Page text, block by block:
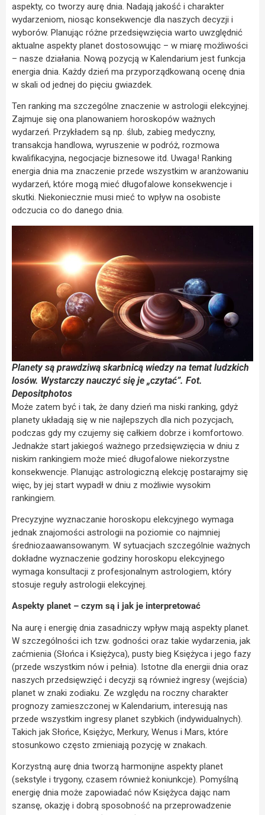
aspekty, co tworzy aurę dnia. Nadają jakość i charakter
wydarzeniom, niosąc konsekwencje dla naszych decyzji i
wyborów. Planując różne przedsięwzięcia warto uwzględnić
aktualne aspekty planet dostosowując – w miarę możliwości
– nasze działania. Nową pozycją w Kalendarium jest funkcja
energia dnia. Każdy dzień ma przyporządkowaną ocenę dnia
w skali od jednej do pięciu gwiazdek.
Ten ranking ma szczególne znaczenie w astrologii elekcyjnej.
Zajmuje się ona planowaniem horoskopów ważnych
wydarzeń. Przykładem są np. ślub, zabieg medyczny,
transakcja handlowa, wyruszenie w podróż, rozmowa
kwalifikacyjna, negocjacje biznesowe itd. Uwaga! Ranking
energia dnia ma znaczenie przede wszystkim w aranżowaniu
wydarzeń, które mogą mieć długofalowe konsekwencje i
skutki. Niekoniecznie musi mieć to wpływ na osobiste
odczucia co do danego dnia.
Planety są prawdziwą skarbnicą wiedzy na temat ludzkich
losów. Wystarczy nauczyć się je „czytać”. Fot.
Depositphotos
Może zatem być i tak, że dany dzień ma niski ranking, gdyż
planety układają się w nie najlepszych dla nich pozycjach,
podczas gdy my czujemy się całkiem dobrze i komfortowo.
Jednakże start jakiegoś ważnego przedsięwzięcia w dniu z
niskim rankingiem może mieć długofalowe niekorzystne
konsekwencje. Planując astrologiczną elekcję postarajmy się
więc, by jej start wypadł w dniu z możliwie wysokim
rankingiem.
Precyzyjne wyznaczanie horoskopu elekcyjnego wymaga
jednak znajomości astrologii na poziomie co najmniej
średniozaawansowanym. W sytuacjach szczególnie ważnych
dokładne wyznaczenie godziny horoskopu elekcyjnego
wymaga konsultacji z profesjonalnym astrologiem, który
stosuje reguły astrologii elekcyjnej.
Aspekty planet – czym są i jak je interpretować
Na aurę i energię dnia zasadniczy wpływ mają aspekty planet.
W szczególności ich tzw. godności oraz takie wydarzenia, jak
zaćmienia (Słońca i Księżyca), pusty bieg Księżyca i jego fazy
(przede wszystkim nów i pełnia). Istotne dla energii dnia oraz
naszych przedsięwzięć i decyzji są również ingresy (wejścia)
planet w znaki zodiaku. Ze względu na roczny charakter
prognozy zamieszczonej w Kalendarium, interesują nas
przede wszystkim ingresy planet szybkich (indywidualnych).
Takich jak Słońce, Księżyc, Merkury, Wenus i Mars, które
stosunkowo często zmieniają pozycję w znakach.
Korzystną aurę dnia tworzą harmonijne aspekty planet
(sekstyle i trygony, czasem również koniunkcje). Pomyślną
energię dnia może zapowiadać nów Księżyca dając nam
szansę, okazję i dobrą sposobność na przeprowadzenie